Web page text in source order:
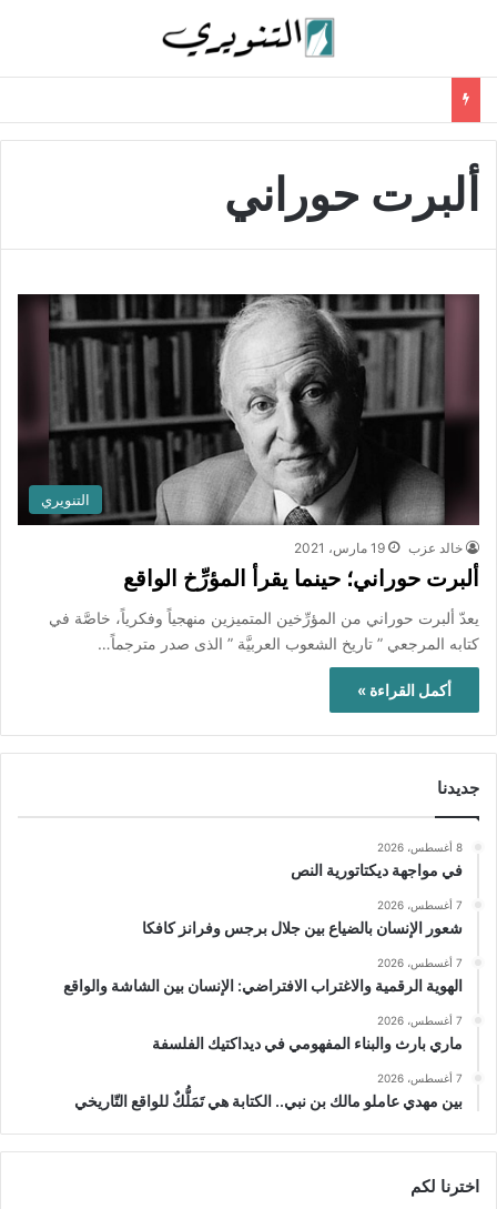
ألبرت حوراني
التنويري
خالد عزب 19 مارس، 2021
ألبرت حوراني؛ حينما يقرأ المؤرِّخ الواقع
يعدّ ألبرت حوراني من المؤرِّخين المتميزين منهجياً وفكرياً، خاصَّة في
كتابه المرجعي ” تاريخ الشعوب العربيَّة ” الذى صدر مترجماً…
أكمل القراءة »
جديدنا
8 أغسطس، 2026
في مواجهة ديكتاتورية النص
7 أغسطس، 2026
شعور الإنسان بالضياع بين جلال برجس وفرانز كافكا
7 أغسطس، 2026
الهوية الرقمية والاغتراب الافتراضي: الإنسان بين الشاشة والواقع
7 أغسطس، 2026
ماري بارث والبناء المفهومي في ديداكتيك الفلسفة
7 أغسطس، 2026
بين مهدي عاملو مالك بن نبي.. الكتابة هي تَمَلُّكٌ للواقع التّاريخي
اخترنا لكم